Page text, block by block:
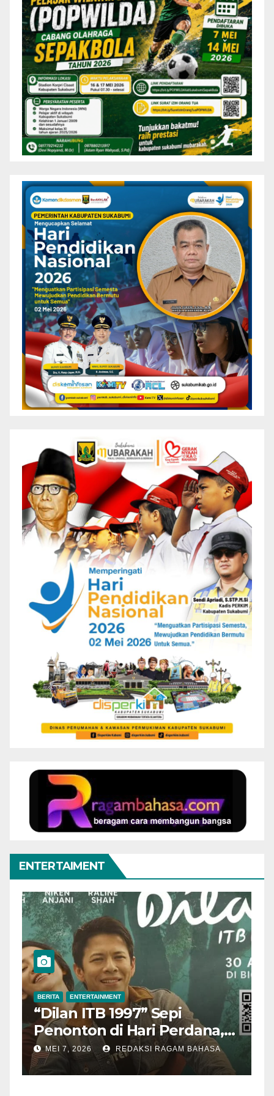
ENTERTAIMENT
BERITA ENTERTAINMENT
“Dilan ITB 1997” Sepi
Penonton di Hari Perdana,
Pengamat Nilai Cerita
Kurang Kuat
MEI 7, 2026 REDAKSI RAGAM BAHASA
BERITA
Aktor